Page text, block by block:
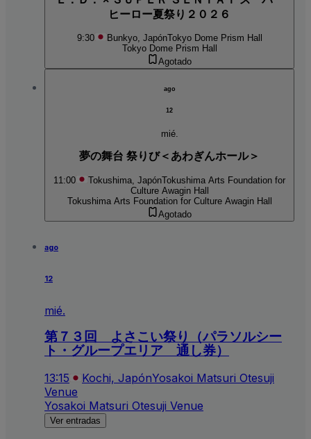
ヒーロー夏祭り２０２６
9:30 Bunkyo, JapónTokyo Dome Prism Hall
Tokyo Dome Prism Hall
Agotado
ago
12
mié.
夢の舞台 祭りび＜あわぎんホール＞
11:00 Tokushima, JapónTokushima Arts Foundation for
Culture Awagin Hall
Tokushima Arts Foundation for Culture Awagin Hall
Agotado
ago
12
mié.
第７３回 よさこい祭り（パラソルシー
ト・グループエリア 通し券）
13:15 Kochi, JapónYosakoi Matsuri Otesuji
Venue
Yosakoi Matsuri Otesuji Venue
Ver entradas